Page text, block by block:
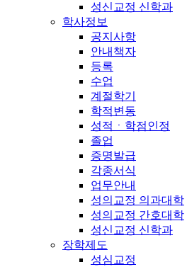
성신교정 신학과
학사정보
공지사항
안내책자
등록
수업
계절학기
학적변동
성적ㆍ학점인정
졸업
증명발급
각종서식
업무안내
성의교정 의과대학
성의교정 간호대학
성신교정 신학과
장학제도
성심교정